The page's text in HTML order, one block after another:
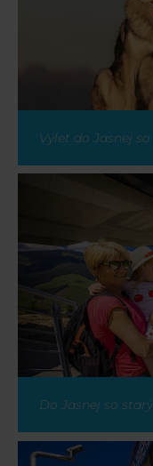
Výlet do Jasnej
Do Jasnej so